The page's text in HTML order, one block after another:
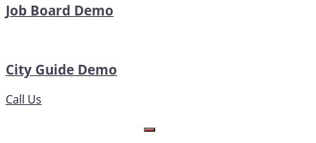
Job Board Demo
City Guide Demo
Call Us